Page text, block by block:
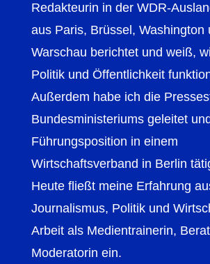
Redakteurin in der WDR-
aus Paris, Brüssel, Washington
Warschau berichtet und weiß,
Politik und Öffentlichkeit
Außerdem habe ich die
Bundesministeriums geleitet
Führungsposition in einem
Wirtschaftsverband in Berlin
Heute fließt meine Erfahrung
Journalismus, Politik und
Arbeit als Medientrainerin,
Moderatorin ein.